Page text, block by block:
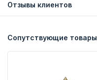
Отзывы клиентов
Сопутствующие товары